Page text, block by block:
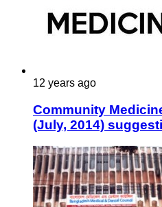
12 years ago
Community
(July, 2014)